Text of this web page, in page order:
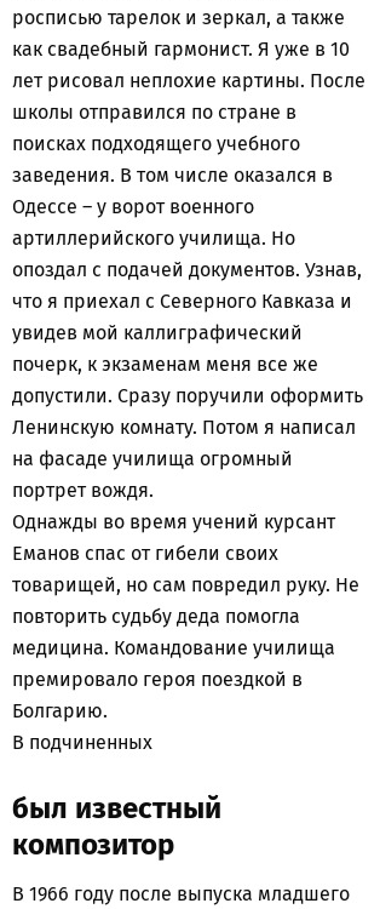
росписью тарелок и зеркал, а также
как свадебный гармонист. Я уже в 10
лет рисовал неплохие картины. После
школы отправился по стране в
поисках подходящего учебного
заведения. В том числе оказался в
Одессе – у ворот военного
артиллерийского училища. Но
опоздал с подачей документов. Узнав,
что я приехал с Северного Кавказа и
увидев мой каллиграфический
почерк, к экзаменам меня все же
допустили. Сразу поручили оформить
Ленинскую комнату. Потом я написал
на фасаде училища огромный
портрет вождя.
Однажды во время учений курсант
Еманов спас от гибели своих
товарищей, но сам повредил руку. Не
повторить судьбу деда помогла
медицина. Командование училища
премировало героя поездкой в
Болгарию.
В подчиненных
был известный
композитор
В 1966 году после выпуска младшего